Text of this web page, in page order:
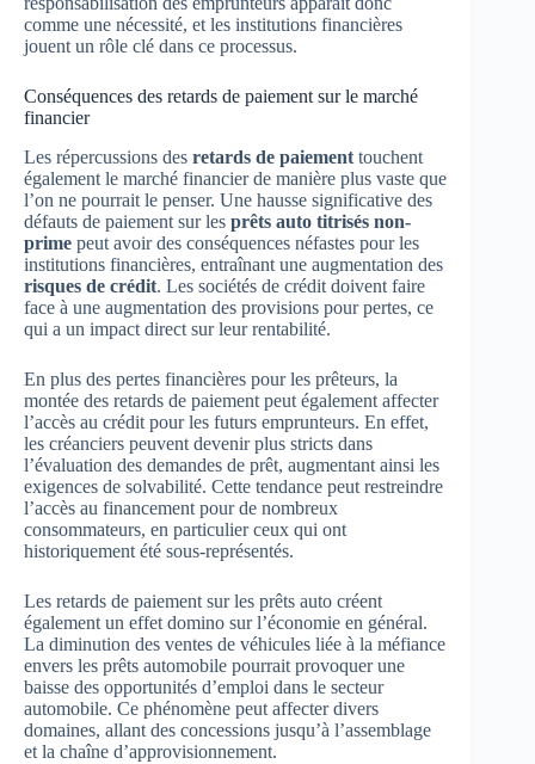
comme une nécessité, et les institutions financières
jouent un rôle clé dans ce processus.
Conséquences des retards de paiement sur le marché
financier
Les répercussions des retards de paiement touchent
également le marché financier de manière plus vaste que
l’on ne pourrait le penser. Une hausse significative des
défauts de paiement sur les prêts auto titrisés non-
prime peut avoir des conséquences néfastes pour les
institutions financières, entraînant une augmentation des
risques de crédit. Les sociétés de crédit doivent faire
face à une augmentation des provisions pour pertes, ce
qui a un impact direct sur leur rentabilité.
En plus des pertes financières pour les prêteurs, la
montée des retards de paiement peut également affecter
l’accès au crédit pour les futurs emprunteurs. En effet,
les créanciers peuvent devenir plus stricts dans
l’évaluation des demandes de prêt, augmentant ainsi les
exigences de solvabilité. Cette tendance peut restreindre
l’accès au financement pour de nombreux
consommateurs, en particulier ceux qui ont
historiquement été sous-représentés.
Les retards de paiement sur les prêts auto créent
également un effet domino sur l’économie en général.
La diminution des ventes de véhicules liée à la méfiance
envers les prêts automobile pourrait provoquer une
baisse des opportunités d’emploi dans le secteur
automobile. Ce phénomène peut affecter divers
domaines, allant des concessions jusqu’à l’assemblage
et la chaîne d’approvisionnement.